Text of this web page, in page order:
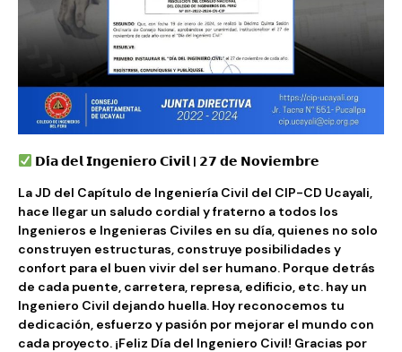
𝗗𝗶́𝗮 𝗱𝗲𝗹 𝗜𝗻𝗴𝗲𝗻𝗶𝗲𝗿𝗼 𝗖𝗶𝘃𝗶𝗹 | 𝟮𝟳 𝗱𝗲 𝗡𝗼𝘃𝗶𝗲𝗺𝗯𝗿𝗲
La JD del Capítulo de Ingeniería Civil del CIP-CD Ucayali,
hace llegar un saludo cordial y fraterno a todos los
Ingenieros e Ingenieras Civiles en su día, quienes no solo
construyen estructuras, construye posibilidades y
confort para el buen vivir del ser humano. Porque detrás
de cada puente, carretera, represa, edificio, etc. hay un
Ingeniero Civil dejando huella. Hoy reconocemos tu
dedicación, esfuerzo y pasión por mejorar el mundo con
cada proyecto. ¡Feliz Día del Ingeniero Civil! Gracias por